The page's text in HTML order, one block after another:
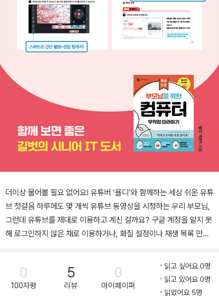
더이상 물어볼 필요 없어요! 유튜버 ‘욜디’와 함께하는 세상 쉬운 유튜
브 첫걸음 하루에도 몇 개씩 유튜브 동영상을 시청하는 우리 부모님,
그런데 유튜브를 제대로 이용하고 계신 걸까요? 구글 계정을 알지 못
해 로그인하지 않은 채로 이용하거나, 화질 설정이나 재생 목록 만들
브 무작정 따라하기⟫는 우리 부모님이 자신감을 되찾을 수 있도록 유
튜브의 기초부터 차근차근 소개합니다. 왕초보의 눈높이에 딱 맞추어
설명하고, 모든 내용을 무료 동영상 강의로 제공하므로 누구나 유튜
0
100자평
5
리뷰
0
마이페이퍼
읽고 싶어요 0명
읽고 있어요 0명
읽었어요 5명